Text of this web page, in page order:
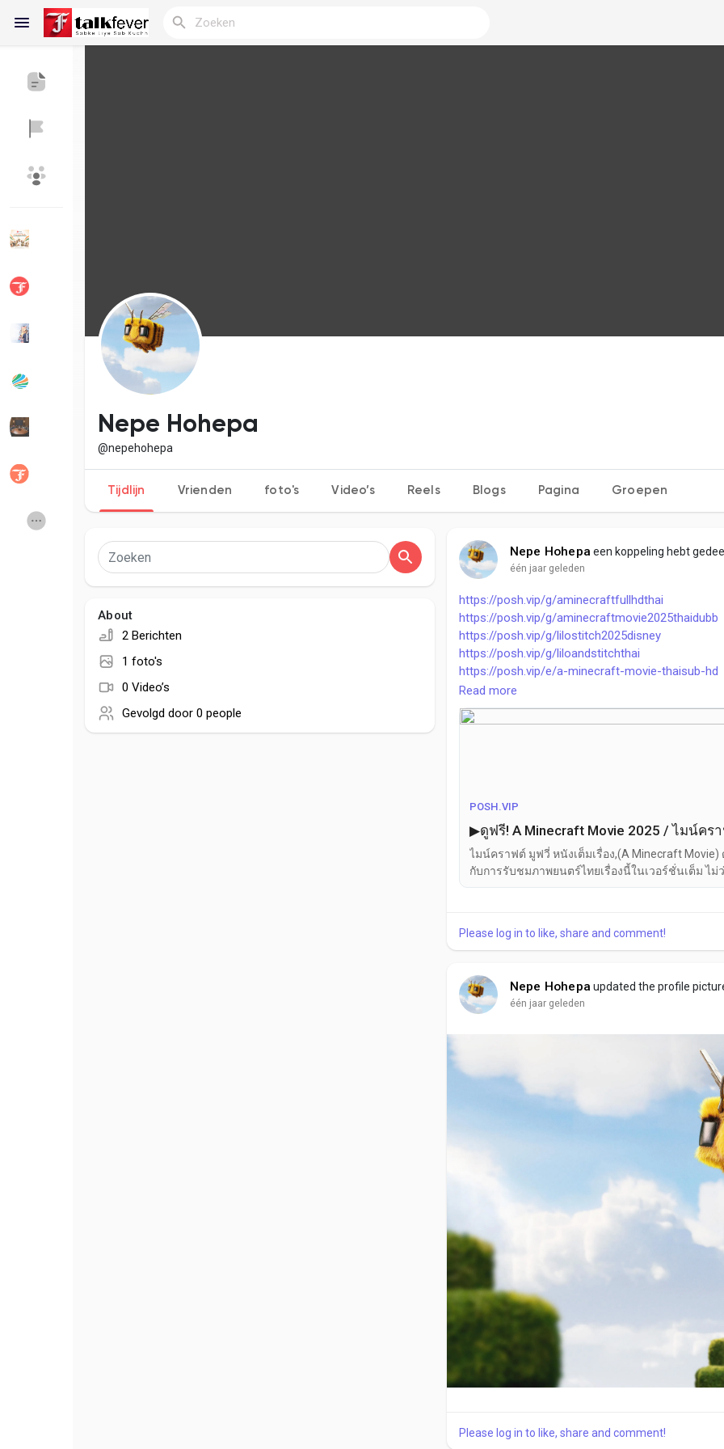
Discover Pagina hield van pagina 's
Popular Posts
Global News Creator Award
Nepe Hohepa
@nepehohepa
Tijdlijn Vrienden foto's Video’s Reels Blogs Pagina Groepen
About
2 Berichten
1 foto's
0 Video’s
Gevolgd door 0 people
Nepe Hohepa een koppeling hebt
één jaar geleden
https://posh.vip/g/aminecraftfullhdthai
https://posh.vip/g/aminecraftmovie2025thaidubb
https://posh.vip/g/lilostitch2025disney
https://posh.vip/g/liloandstitchthai
https://posh.vip/e/a-minecraft-movie-thaisub-hd
https://posh.vip/e/minecraftmoviefullhdthai
https://posh.vip/e/disneys-lilo-and-stitch-thaisub
https://moviq.graphy.com/courses/
https://xemlatmat8.graphy.com/courses/
https://xemlilostitch.graphy.com/courses/
https://movesta.graphy.com/courses/
https://movesta.graphy.com/courses/
https://soundcloud.com/alexiaaune/films-voir-
https://soundcloud.com/vivianacannella/films-
https://soundcloud.com/issaywila/films-voir-
https://soundcloud.com/suruchiadonica/films-
Read more
POSH.VIP
▶ดูฟรี! A Minecraft Movie 2025 / ไมน์คร
ไมน์คราฟต์ มูฟวี่ หนังเต็มเรื่อง,(A Minecraft
กับการรับชมภาพยนตร์ไทยเรื่องนี้ในเวอร์ชั่นเต็ม ไ
ของคุณทันที!
Please log in to like, share and comment!
Nepe Hohepa updated the profile
één jaar geleden
Please log in to like, share and comment!